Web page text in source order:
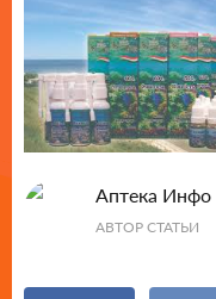
Аптека Инфо
АВТОР СТАТЬИ